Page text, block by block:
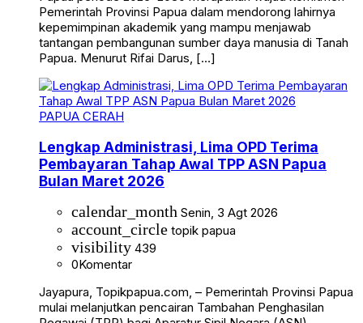
Pemerintah Provinsi Papua dalam mendorong lahirnya
kepemimpinan akademik yang mampu menjawab
tantangan pembangunan sumber daya manusia di Tanah
Papua. Menurut Rifai Darus, […]
PAPUA CERAH
Lengkap Administrasi, Lima OPD Terima
Pembayaran Tahap Awal TPP ASN Papua
Bulan Maret 2026
calendar_month Senin, 3 Agt 2026
account_circle topik papua
visibility 439
0Komentar
Jayapura, Topikpapua.com, – Pemerintah Provinsi Papua
mulai melanjutkan pencairan Tambahan Penghasilan